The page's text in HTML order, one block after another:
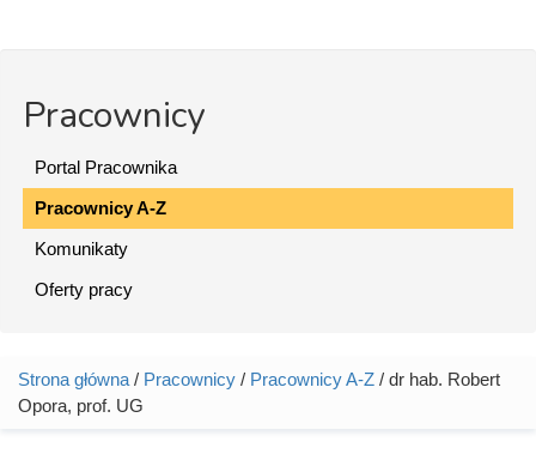
Pracownicy
Portal Pracownika
Pracownicy A-Z
Komunikaty
Oferty pracy
Jesteś tutaj
Strona główna / Pracownicy / Pracownicy A-Z / dr hab. Robert
Opora, prof. UG